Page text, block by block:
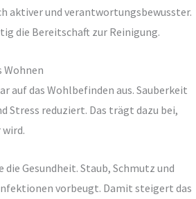
aktiver und verantwortungsbewusster.
die Bereitschaft zur Reinigung.
Wohnen
das Wohlbefinden aus. Sauberkeit
Stress reduziert. Das trägt dazu bei,
Gesundheit. Staub, Schmutz und
vorbeugt. Damit steigert das